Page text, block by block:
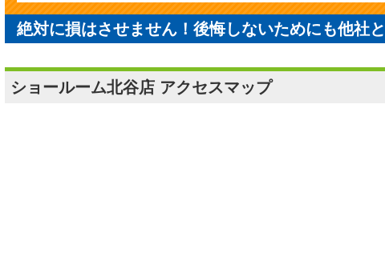
絶対に損はさせません！後悔しないためにも他社
ショールーム北谷店 アクセスマップ